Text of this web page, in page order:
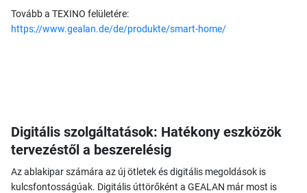
Tovább a TEXINO felületére:
https://www.gealan.de/de/produkte/smart-home/
Digitális szolgáltatások: Hatékony eszközök
tervezéstől a beszerelésig
Az ablakipar számára az új ötletek és digitális megoldások is
kulcsfontosságúak. Digitális úttörőként a GEALAN már most is